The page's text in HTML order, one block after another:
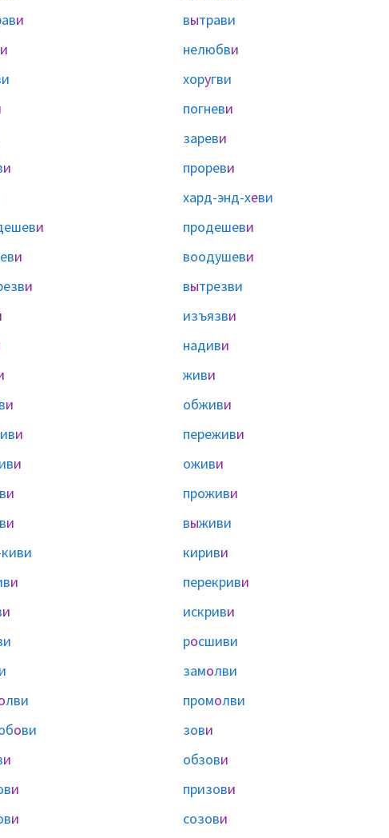
и вытрави
и нелюбви
хоругви
погневи
зареви
и прореви
хард-энд-хеви
и продешеви
и воодушеви
и вытрезви
изъязви
надиви
живи
и обживи
и переживи
и оживи
и проживи
и выживи
кириви
и перекриви
и искриви
росшиви
замолви
лви промолви
ови зови
и обзови
и призови
и созови